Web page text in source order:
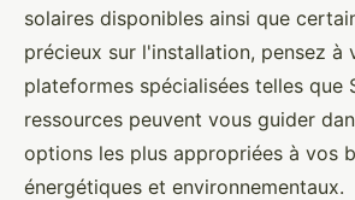
solaires disponibles ainsi que
précieux sur l'installation, pensez à
plateformes spécialisées telles que
ressources peuvent vous guider
options les plus appropriées à vos
énergétiques et environnementaux.